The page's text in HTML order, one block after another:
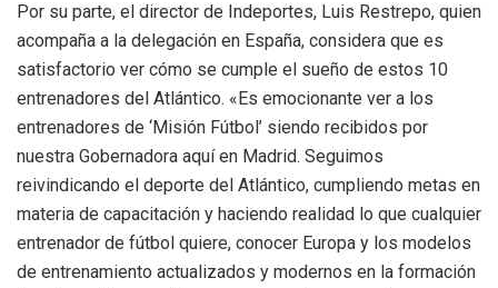
Por su parte, el director de Indeportes, Luis Restrepo, quien
acompaña a la delegación en España, considera que es
satisfactorio ver cómo se cumple el sueño de estos 10
entrenadores del Atlántico. «Es emocionante ver a los
entrenadores de ‘Misión Fútbol’ siendo recibidos por
nuestra Gobernadora aquí en Madrid. Seguimos
reivindicando el deporte del Atlántico, cumpliendo metas en
materia de capacitación y haciendo realidad lo que cualquier
entrenador de fútbol quiere, conocer Europa y los modelos
de entrenamiento actualizados y modernos en la formación